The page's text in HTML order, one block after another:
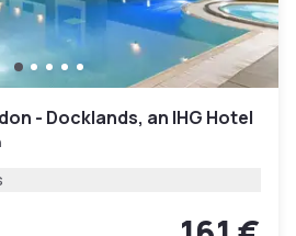
- Docklands, an IHG Hotel